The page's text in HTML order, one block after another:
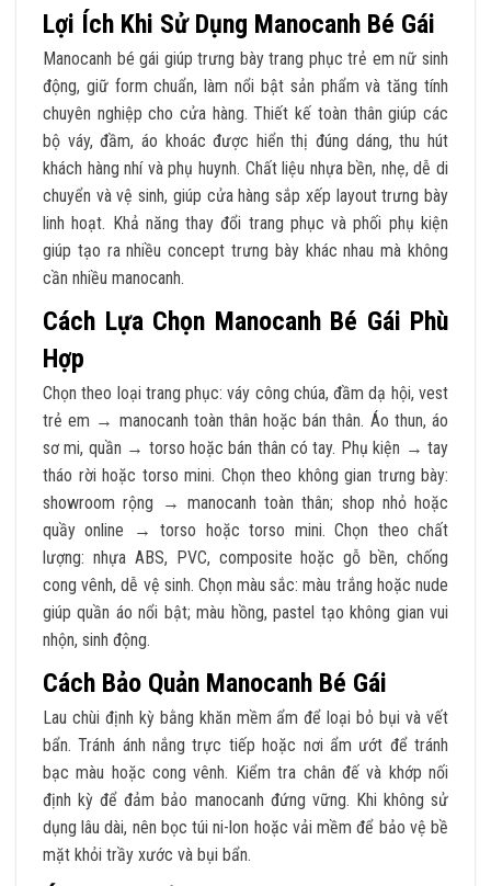
Lợi Ích Khi Sử Dụng Manocanh Bé Gái
Manocanh bé gái giúp trưng bày trang phục trẻ em nữ sinh
động, giữ form chuẩn, làm nổi bật sản phẩm và tăng tính
chuyên nghiệp cho cửa hàng. Thiết kế toàn thân giúp các
bộ váy, đầm, áo khoác được hiển thị đúng dáng, thu hút
khách hàng nhí và phụ huynh. Chất liệu nhựa bền, nhẹ, dễ di
chuyển và vệ sinh, giúp cửa hàng sắp xếp layout trưng bày
linh hoạt. Khả năng thay đổi trang phục và phối phụ kiện
giúp tạo ra nhiều concept trưng bày khác nhau mà không
cần nhiều manocanh.
Cách Lựa Chọn Manocanh Bé Gái Phù
Hợp
Chọn theo loại trang phục: váy công chúa, đầm dạ hội, vest
trẻ em → manocanh toàn thân hoặc bán thân. Áo thun, áo
sơ mi, quần → torso hoặc bán thân có tay. Phụ kiện → tay
tháo rời hoặc torso mini. Chọn theo không gian trưng bày:
showroom rộng → manocanh toàn thân; shop nhỏ hoặc
quầy online → torso hoặc torso mini. Chọn theo chất
lượng: nhựa ABS, PVC, composite hoặc gỗ bền, chống
cong vênh, dễ vệ sinh. Chọn màu sắc: màu trắng hoặc nude
giúp quần áo nổi bật; màu hồng, pastel tạo không gian vui
nhộn, sinh động.
Cách Bảo Quản Manocanh Bé Gái
Lau chùi định kỳ bằng khăn mềm ẩm để loại bỏ bụi và vết
bẩn. Tránh ánh nắng trực tiếp hoặc nơi ẩm ướt để tránh
bạc màu hoặc cong vênh. Kiểm tra chân đế và khớp nối
định kỳ để đảm bảo manocanh đứng vững. Khi không sử
dụng lâu dài, nên bọc túi ni-lon hoặc vải mềm để bảo vệ bề
mặt khỏi trầy xước và bụi bẩn.